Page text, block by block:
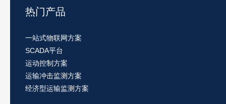
热门产品
一站式物联网方案
SCADA平台
运动控制方案
运输冲击监测方案
经济型运输监测方案